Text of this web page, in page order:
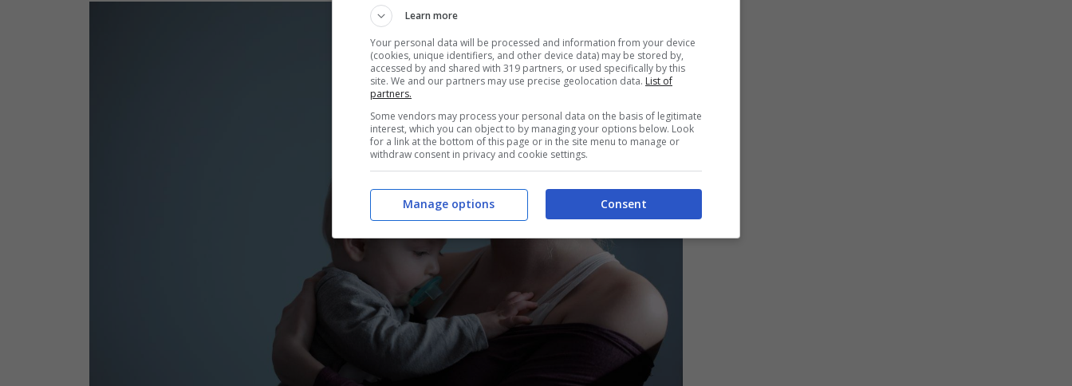
Learn more
Your personal data will be processed and information from your device
(cookies, unique identifiers, and other device data) may be stored by,
accessed by and shared with 319 partners, or used specifically by this
site. We and our partners may use precise geolocation data. List of
partners.
Some vendors may process your personal data on the basis of legitimate
interest, which you can object to by managing your options below. Look
for a link at the bottom of this page or in the site menu to manage or
withdraw consent in privacy and cookie settings.
Consent
Manage options